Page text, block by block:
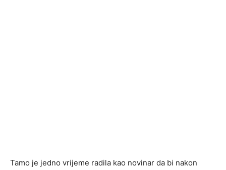
Tamo je jedno vrijeme radila kao novinar da bi nakon